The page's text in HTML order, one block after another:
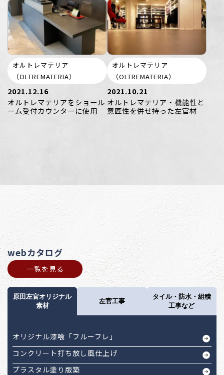
オルトレマテリア
（OLTREMATERIA）
2021.12.16
オルトレマテリアをショール
ーム受付カウンターに使用
オルトレマテリア
（OLTREMATERIA）
2021.10.21
オルトレマテリア・機能性と
意匠性を併せ持った左官材
webカタログ
一覧を見る
原田左官オリジナル
素材
左官工事
タイル・防水・組積
工事など
オリジナル漆喰「フルーフレ」
コンクリート打ち放し風仕上げ
プラスタル塗り版築